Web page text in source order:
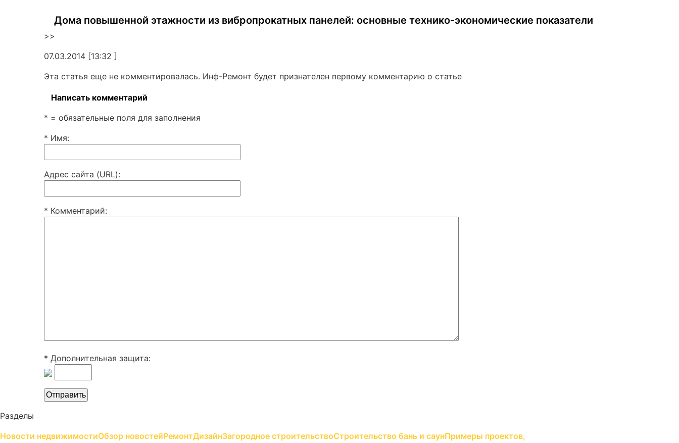
Дома повышенной этажности из вибропрокатных панелей: основные технико-экономические показатели
>>
07.03.2014 [13:32 ]
Эта статья еще не комментировалась. Инф-Ремонт будет признателен первому комментарию о статье
Написать комментарий
* = обязательные поля для заполнения
* Имя:
Адрес сайта (URL):
* Комментарий:
* Дополнительная защита:
Разделы
Новости недвижимостиОбзор новостейРемонтДизайнЗагородное строительствоСтроительство бань и саунПримеры проектов,